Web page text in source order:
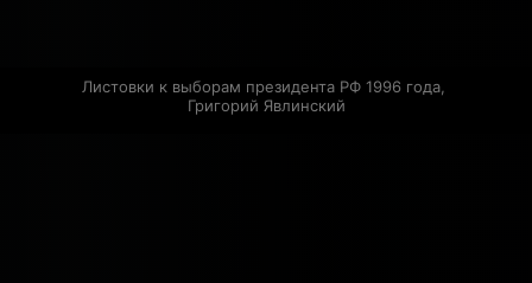
Листовки к выборам президента РФ 1996 года,
Григорий Явлинский